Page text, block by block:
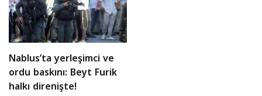
Nablus’ta yerleşimci ve
ordu baskını: Beyt Furik
halkı direnişte!